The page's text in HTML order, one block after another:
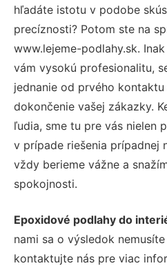
hľadáte istotu v podobe
precíznosti? Potom ste na
www.lejeme-podlahy.sk.
vám vysokú profesionalitu,
jednanie od prvého
dokončenie vašej zákazky.
ľudia, sme tu pre vás nielen
v prípade riešenia prípadnej
vždy berieme vážne a
spokojnosti.
Epoxidové podlahy do
nami sa o výsledok
kontaktujte nás pre viac